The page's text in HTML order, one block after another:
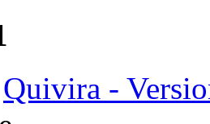
Quivira -